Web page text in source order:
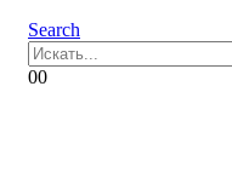
Search
00